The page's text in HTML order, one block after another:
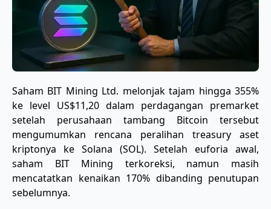
Saham BIT Mining Ltd. melonjak tajam hingga 355%
ke level US$11,20 dalam perdagangan premarket
setelah perusahaan tambang Bitcoin tersebut
mengumumkan rencana peralihan treasury aset
kriptonya ke Solana (SOL). Setelah euforia awal,
saham BIT Mining terkoreksi, namun masih
mencatatkan kenaikan 170% dibanding penutupan
sebelumnya.